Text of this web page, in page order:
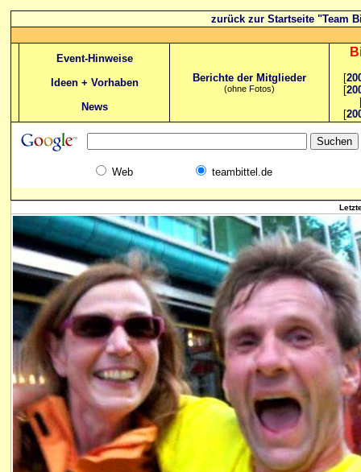
zurück zur Startseite "Team
Event-Hinweise
Ideen + Vorhaben
News
Berichte der Mitglieder
(ohne Fotos)
[
[
[
Web teambittel.de